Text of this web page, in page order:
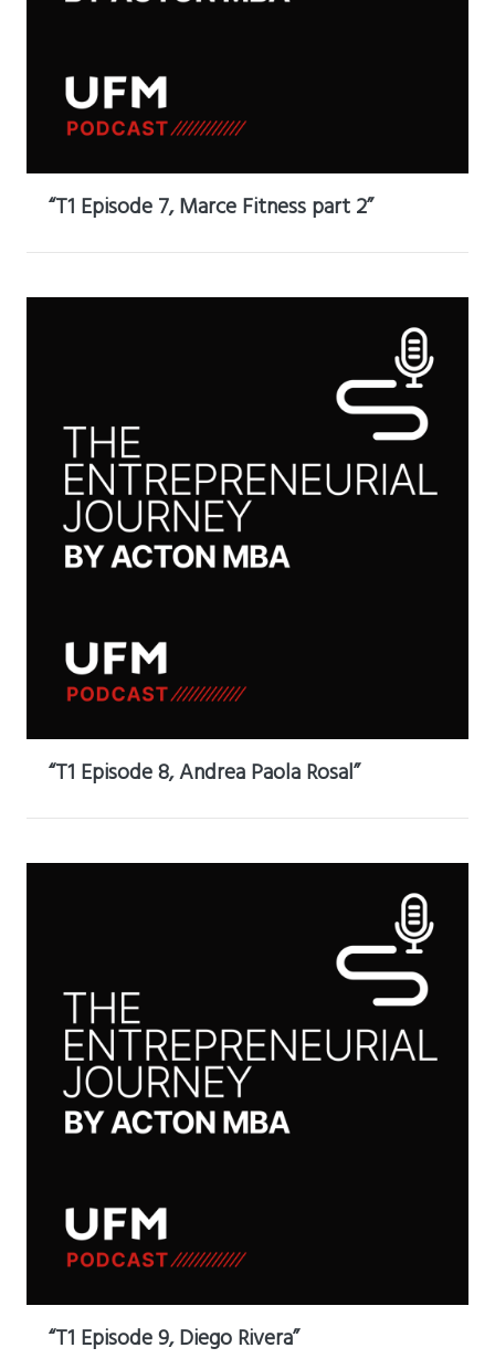
“T1 Episode 7, Marce Fitness part 2”
“T1 Episode 8, Andrea Paola Rosal”
“T1 Episode 9, Diego Rivera”